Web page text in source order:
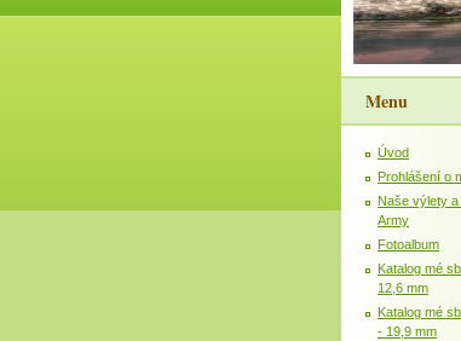
Menu
Úvod
Prohlášení o
Naše výlety
Army
Fotoalbum
Katalog mé
12,6 mm
Katalog mé
- 19,9 mm